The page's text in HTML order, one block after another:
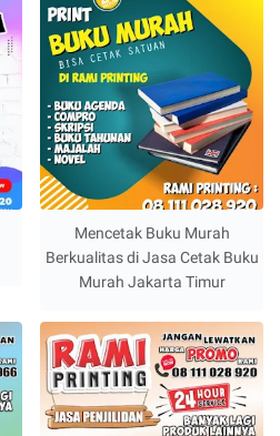
Mencetak Buku Murah
Berkualitas di Jasa Cetak Buku
Murah Jakarta Timur